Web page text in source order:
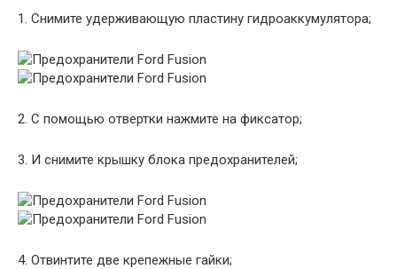
1. Снимите удерживающую пластину гидроаккумулятора;
2. С помощью отвертки нажмите на фиксатор;
3. И снимите крышку блока предохранителей;
4. Отвинтите две крепежные гайки;